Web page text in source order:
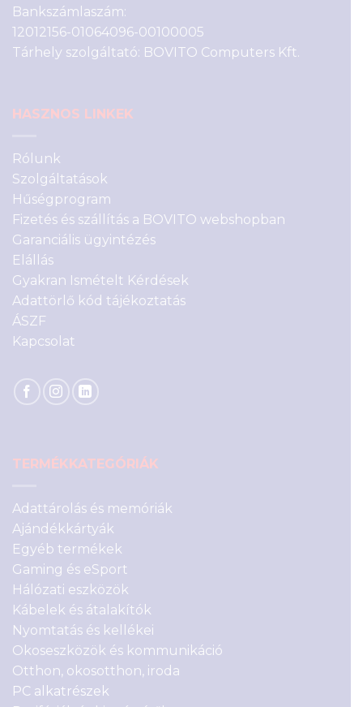
Bankszámlaszám:
12012156-01064096-00100005
Tárhely szolgáltató: BOVITO Computers Kft.
HASZNOS LINKEK
Rólunk
Szolgáltatások
Hűségprogram
Fizetés és szállítás a BOVITO webshopban
Garanciális ügyintézés
Elállás
Gyakran Ismételt Kérdések
Adattörlő kód tájékoztatás
ÁSZF
Kapcsolat
TERMÉKKATEGÓRIÁK
Adattárolás és memóriák
Ajándékkártyák
Egyéb termékek
Gaming és eSport
Hálózati eszközök
Kábelek és átalakítók
Nyomtatás és kellékei
Okoseszközök és kommunikáció
Otthon, okosotthon, iroda
PC alkatrészek